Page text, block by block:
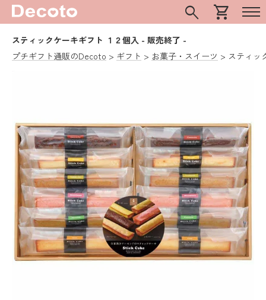
search shopping_cart
スティックケーキギフト １２個入 - 販売終了 -
プチギフト通販のDecoto
ギフト お菓子・スイーツ スティッ